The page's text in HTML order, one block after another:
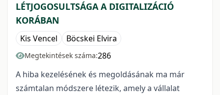
LÉTJOGOSULTSÁGA A DIGITALIZÁCIÓ
KORÁBAN
Kis Vencel Böcskei Elvira
Megtekintések száma:286
A hiba kezelésének és megoldásának ma már
számtalan módszere létezik, amely a vállalat